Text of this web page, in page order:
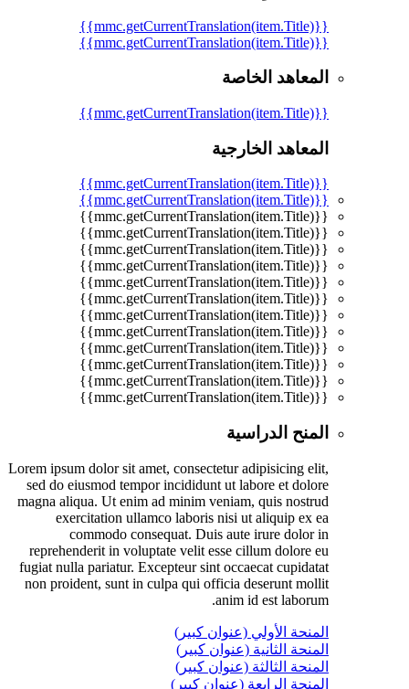
{{mmc.getCurrentTranslation(item.Title)}}
{{mmc.getCurrentTranslation(item.Title)}}
المعاهد الخاصة
{{mmc.getCurrentTranslation(item.Title)}}
المعاهد الخارجية
{{mmc.getCurrentTranslation(item.Title)}}
{{mmc.getCurrentTranslation(item.Title)}}
{{mmc.getCurrentTranslation(item.Title)}}
{{mmc.getCurrentTranslation(item.Title)}}
{{mmc.getCurrentTranslation(item.Title)}}
{{mmc.getCurrentTranslation(item.Title)}}
{{mmc.getCurrentTranslation(item.Title)}}
{{mmc.getCurrentTranslation(item.Title)}}
{{mmc.getCurrentTranslation(item.Title)}}
{{mmc.getCurrentTranslation(item.Title)}}
{{mmc.getCurrentTranslation(item.Title)}}
{{mmc.getCurrentTranslation(item.Title)}}
{{mmc.getCurrentTranslation(item.Title)}}
{{mmc.getCurrentTranslation(item.Title)}}
المنح الدراسية
Lorem ipsum dolor sit amet, consectetur adipisicing elit,
sed do eiusmod tempor incididunt ut labore et dolore
magna aliqua. Ut enim ad minim veniam, quis nostrud
exercitation ullamco laboris nisi ut aliquip ex ea
commodo consequat. Duis aute irure dolor in
reprehenderit in voluptate velit esse cillum dolore eu
fugiat nulla pariatur. Excepteur sint occaecat cupidatat
non proident, sunt in culpa qui officia deserunt mollit
anim id est laborum.
المنحة الأولي (عنوان كبير)
المنحة الثانية (عنوان كبير)
المنحة الثالثة (عنوان كبير)
المنحة الرابعة (عنوان كبير)